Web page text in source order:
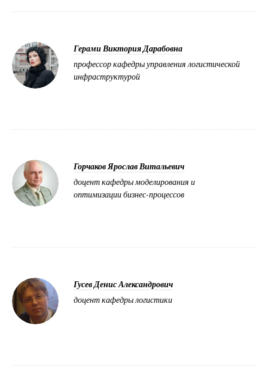
Герами Виктория Дарабовна
профессор кафедры управления логистической
инфраструктурой
Горчаков Ярослав Витальевич
доцент кафедры моделирования и
оптимизации бизнес-процессов
Гусев Денис Александрович
доцент кафедры логистики